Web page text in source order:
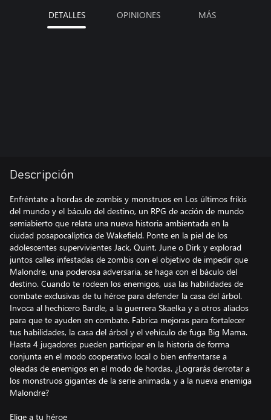
DETALLES OPINIONES MÁS
Descripción
Enfréntate a hordas de zombis y monstruos en Los últimos frikis
del mundo y el báculo del destino, un RPG de acción de mundo
semiabierto que relata una nueva historia ambientada en la
ciudad posapocalíptica de Wakefield. Ponte en la piel de los
adolescentes supervivientes Jack, Quint, June o Dirk y explorad
juntos calles infestadas de zombis con el objetivo de impedir que
Malondre, una poderosa adversaria, se haga con el báculo del
destino. Cuando te rodeen los enemigos, usa las habilidades de
combate exclusivas de tu héroe para defender la casa del árbol.
Invoca al hechicero Bardle, a la guerrera Skaelka y a otros aliados
para que te ayuden en combate. Fabrica mejoras para fortalecer
tus habilidades, la casa del árbol y el vehículo de fuga Big Mama.
Hasta 4 jugadores pueden participar en la historia de forma
conjunta en el modo cooperativo local o bien enfrentarse a
oleadas de enemigos en el modo de hordas. ¿Lograrás derrotar a
los monstruos gigantes de la serie animada, y a la nueva enemiga
Malondre?
Elige a tu héroe